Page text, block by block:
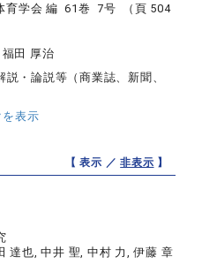
育学会 編 61巻 7号 （頁 504
田 厚治
説・論説等（商業誌、新聞、
表示
【 表示 ／非表示 】
達也, 中井 聖, 中村 力, 伊藤 章